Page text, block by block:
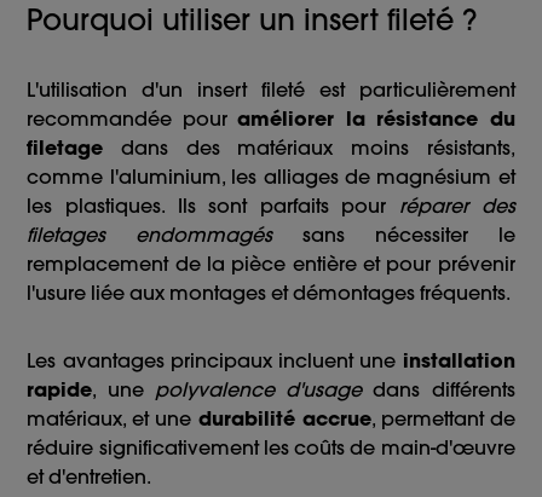
Pourquoi utiliser un insert fileté ?
L'utilisation d'un insert fileté est particulièrement
recommandée pouraméliorer la résistance du
filetage dans des matériaux moins résistants,
comme l'aluminium, les alliages de magnésium et
les plastiques. Ils sont parfaits pour réparer des
filetages endommagéssans nécessiter le
remplacement de la pièce entière et pour prévenir
l'usure liée aux montages et démontages fréquents.
Les avantages principaux incluent une installation
rapide, une polyvalence d'usagedans différents
matériaux, et une durabilité accrue, permettant de
réduire significativement les coûts de main-d'œuvre
et d'entretien.